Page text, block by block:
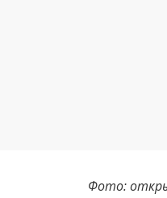
Фото: